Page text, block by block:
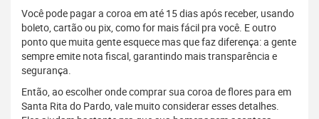
Você pode pagar a coroa em até 15 dias após receber, usando
boleto, cartão ou pix, como for mais fácil pra você. E outro
ponto que muita gente esquece mas que faz diferença: a gente
sempre emite nota fiscal, garantindo mais transparência e
segurança.
Então, ao escolher onde comprar sua coroa de flores para em
Santa Rita do Pardo, vale muito considerar esses detalhes.